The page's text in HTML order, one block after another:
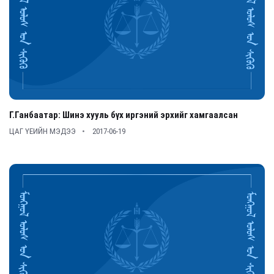
Г.Ганбаатар: Шинэ хууль бүх иргэний эрхийг хамгаалсан
ЦАГ ҮЕИЙН МЭДЭЭ 2017-06-19